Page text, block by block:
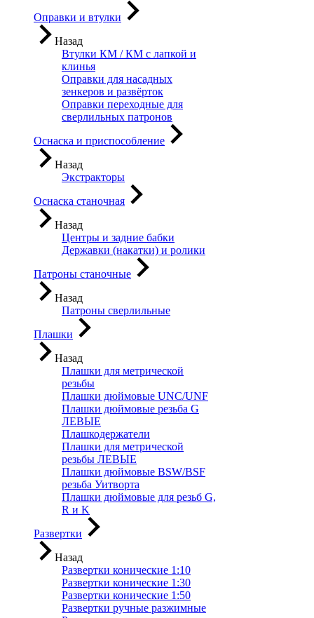
Оправки и втулки
Назад
Втулки КМ / КМ с лапкой и
клинья
Оправки для насадных
зенкеров и развёрток
Оправки переходные для
сверлильных патронов
Оснаска и приспособление
Назад
Экстракторы
Оснаска станочная
Назад
Центры и задние бабки
Державки (накатки) и ролики
Патроны станочные
Назад
Патроны сверлильные
Плашки
Назад
Плашки для метрической
резьбы
Плашки дюймовые UNC/UNF
Плашки дюймовые резьба G
ЛЕВЫЕ
Плашкодержатели
Плашки для метрической
резьбы ЛЕВЫЕ
Плашки дюймовые BSW/BSF
резьба Уитворта
Плашки дюймовые для резьб G,
R и K
Развертки
Назад
Развертки конические 1:10
Развертки конические 1:30
Развертки конические 1:50
Развертки ручные разжимные